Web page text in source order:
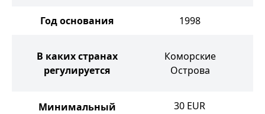
Год основания 1998
В каких странах
регулируется
Коморские
Острова
Минимальный
30 EUR